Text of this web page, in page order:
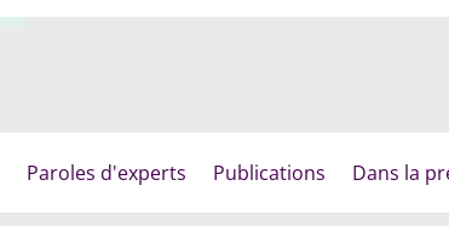
Paroles d'experts Publications Dans la